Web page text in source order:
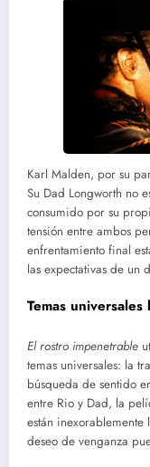
Karl Malden, por su
Su Dad Longworth no
consumido por su
tensión entre ambos
enfrentamiento final
las expectativas de un
Temas
El rostro impenetrable
temas universales: la
búsqueda de sentido
entre Rio y Dad, la
están inexorablemente
deseo de venganza